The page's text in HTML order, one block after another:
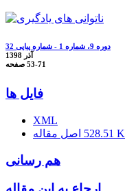
دوره 9، شماره 1 - شماره پیاپی 32
آذر 1398
53-71
فایل ها
XML
528.51 K
هم رسانی